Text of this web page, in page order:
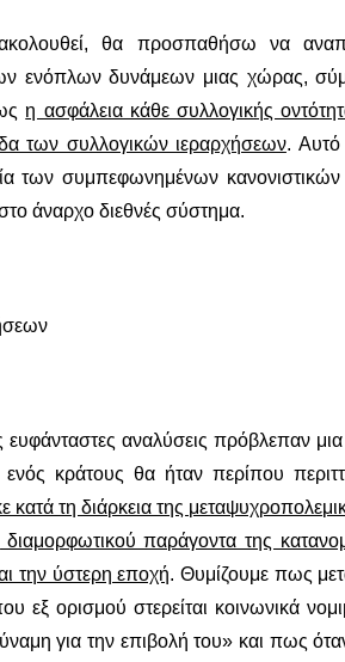
θα προσπαθήσω να
ενόπλων δυνάμεων μιας χώρας,
η ασφάλεια κάθε συλλογικής
των συλλογικών ιεραρχήσεων. Αυτό
των συμπεφωνημένων
άναρχο διεθνές σύστημα.
αναλύσεις πρόβλεπαν
ενός κράτους θα ήταν περίπου
τη διάρκεια της
παράγοντα της
την ύστερη εποχή. Θυμίζουμε πως
εξ ορισμού στερείται κοινωνικά
για την επιβολή του» και πως